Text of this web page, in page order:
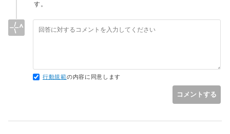
す。
行動規範の内容に同意します
コメントする